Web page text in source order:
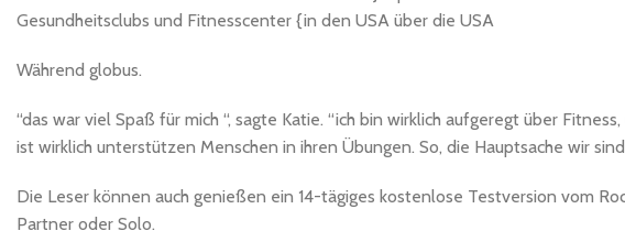
Gesundheitsclubs und Fitnesscenter {in den USA über die USA
Während globus.
“das war viel Spaß für mich “, sagte Katie. “ich bin wirklich aufgeregt über
ist wirklich unterstützen Menschen in ihren Übungen. So, die Hauptsache wir
Die Leser können auch genießen ein 14-tägiges kostenlose Testversion vom
Partner oder Solo.